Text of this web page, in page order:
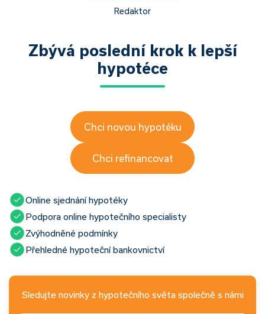
Redaktor
Zbývá poslední krok k lepší
hypotéce
Chci novou hypotéku
Chci refinancovat
Online sjednání hypotéky
Podpora online hypotečního specialisty
Zvýhodněné podmínky
Přehledné hypoteční bankovnictví
Sledujte novinky z hypotečního světa společně s námi